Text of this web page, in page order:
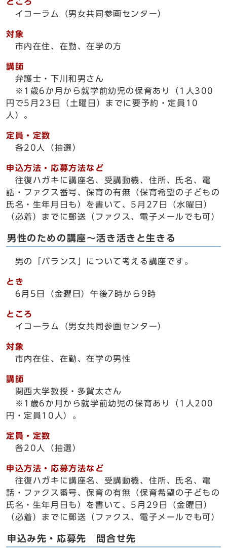
イコーラム（男女共同参画センター）
対象
市内在住、在勤、在学の方
講師
弁護士・下川和男さん
※1歳6か月から就学前幼児の保育あり（1人300
円で5月23日（土曜日）までに要予約・定員10
人）。
定員・定数
各20人（抽選）
申込方法・応募方法など
往復ハガキに講座名、受講動機、住所、氏名、電
話・ファクス番号、保育の有無（保育希望の子どもの
氏名・生年月日も）を書いて、5月27日（水曜日）
（必着）までに郵送（ファクス、電子メールでも可）
男性のための講座～活き活きと生きる
男の「バランス」について考える講座です。
とき
6月5日（金曜日）午後7時から9時
ところ
イコーラム（男女共同参画センター）
対象
市内在住、在勤、在学の男性
講師
関西大学教授・多賀太さん
※1歳6か月から就学前幼児の保育あり（1人200
円・定員10人）。
定員・定数
各20人（抽選）
申込方法・応募方法など
往復ハガキに講座名、受講動機、住所、氏名、電
話・ファクス番号、保育の有無（保育希望の子どもの
氏名・生年月日も）を書いて、5月29日（金曜日）
（必着）までに郵送（ファクス、電子メールでも可）
申込み先・応募先 問合せ先